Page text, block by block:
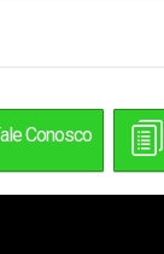
Conosco